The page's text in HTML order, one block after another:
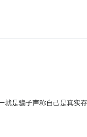
就是骗子声称自己是真实